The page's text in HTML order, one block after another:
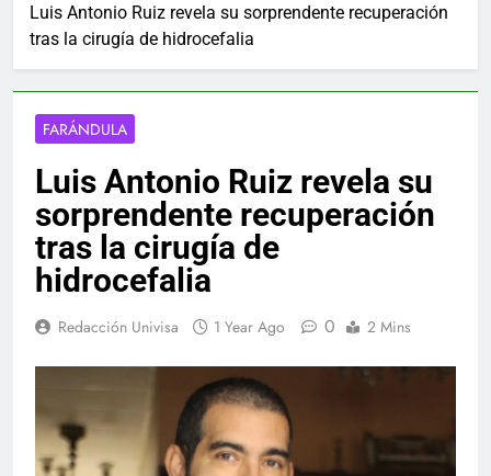
Luis Antonio Ruiz revela su sorprendente recuperación
tras la cirugía de hidrocefalia
FARÁNDULA
Luis Antonio Ruiz revela su
sorprendente recuperación
tras la cirugía de
hidrocefalia
Redacción Univisa 1 Year Ago 0 2 Mins